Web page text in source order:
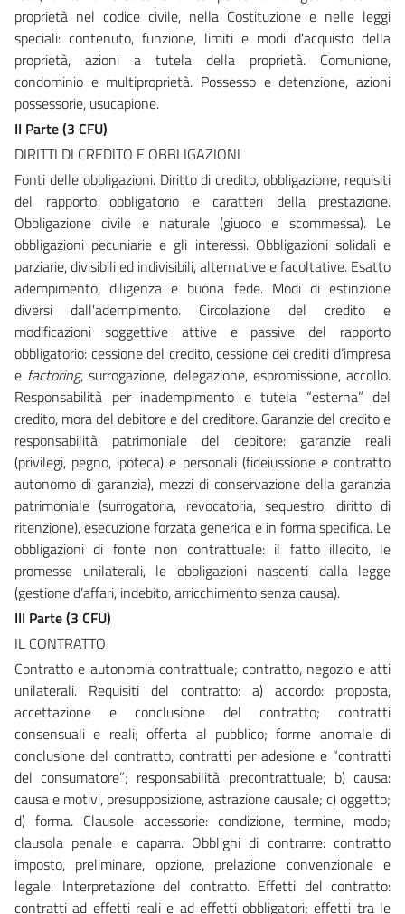
proprietà nel codice civile, nella Costituzione e nelle leggi
speciali: contenuto, funzione, limiti e modi d'acquisto della
proprietà, azioni a tutela della proprietà. Comunione,
condominio e multiproprietà. Possesso e detenzione, azioni
possessorie, usucapione.
II Parte (3 CFU)
DIRITTI DI CREDITO E OBBLIGAZIONI
Fonti delle obbligazioni. Diritto di credito, obbligazione, requisiti
del rapporto obbligatorio e caratteri della prestazione.
Obbligazione civile e naturale (giuoco e scommessa). Le
obbligazioni pecuniarie e gli interessi. Obbligazioni solidali e
parziarie, divisibili ed indivisibili, alternative e facoltative. Esatto
adempimento, diligenza e buona fede. Modi di estinzione
diversi dall'adempimento. Circolazione del credito e
modificazioni soggettive attive e passive del rapporto
obbligatorio: cessione del credito, cessione dei crediti d’impresa
e factoring, surrogazione, delegazione, espromissione, accollo.
Responsabilità per inadempimento e tutela “esterna” del
credito, mora del debitore e del creditore. Garanzie del credito e
responsabilità patrimoniale del debitore: garanzie reali
(privilegi, pegno, ipoteca) e personali (fideiussione e contratto
autonomo di garanzia), mezzi di conservazione della garanzia
patrimoniale (surrogatoria, revocatoria, sequestro, diritto di
ritenzione), esecuzione forzata generica e in forma specifica. Le
obbligazioni di fonte non contrattuale: il fatto illecito, le
promesse unilaterali, le obbligazioni nascenti dalla legge
(gestione d’affari, indebito, arricchimento senza causa).
III Parte (3 CFU)
IL CONTRATTO
Contratto e autonomia contrattuale; contratto, negozio e atti
unilaterali. Requisiti del contratto: a) accordo: proposta,
accettazione e conclusione del contratto; contratti
consensuali e reali; offerta al pubblico; forme anomale di
conclusione del contratto, contratti per adesione e “contratti
del consumatore”; responsabilità precontrattuale; b) causa:
causa e motivi, presupposizione, astrazione causale; c) oggetto;
d) forma. Clausole accessorie: condizione, termine, modo;
clausola penale e caparra. Obblighi di contrarre: contratto
imposto, preliminare, opzione, prelazione convenzionale e
legale. Interpretazione del contratto. Effetti del contratto:
contratti ad effetti reali e ad effetti obbligatori; effetti tra le